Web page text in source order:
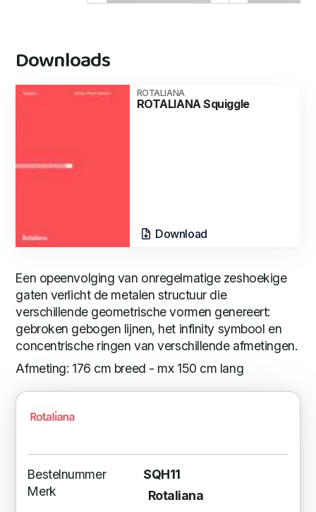
Downloads
ROTALIANA
ROTALIANA Squiggle
Download
Een opeenvolging van onregelmatige zeshoekige
gaten verlicht de metalen structuur die
verschillende geometrische vormen genereert:
gebroken gebogen lijnen, het infinity symbool en
concentrische ringen van verschillende afmetingen.
Afmeting: 176 cm breed - mx 150 cm lang
Bestelnummer
SQH11
Merk
Rotaliana